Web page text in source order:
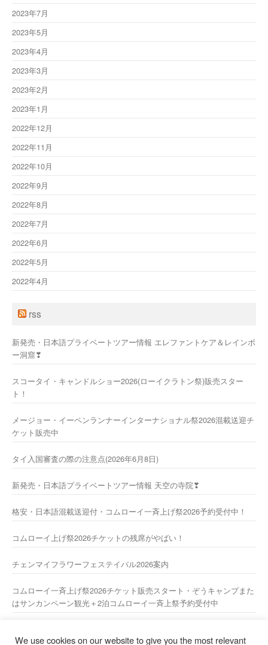
2023年7月
2023年5月
2023年4月
2023年3月
2023年2月
2023年1月
2022年12月
2022年11月
2022年10月
2022年9月
2022年8月
2022年7月
2022年6月
2022年5月
2022年4月
rss
新発売・日本語プライベートツアー情報 エレファントケア＆レインボ
ー洞窟❣
スコータイ・キャンドルショー2026(ローイクラトン祭)販売スター
ト！
メージョー・イーペンランナーインターナショナル祭2026混載送迎チ
ケット販売中
タイ入国審査の際の注意点(2026年6月8日)
新発売・日本語プライベートツアー情報 天空の寺院❣
格安・日本語混載送迎付・コムローイ一斉上げ祭2026予約受付中！
コムローイ上げ祭2026チケットの残席がやばい！
チェンマイフラワーフェステイバル2026案内
コムローイ一斉上げ祭2026チケット販売スタート・ぞうキャンプまた
はサンカンペーン観光＋2泊コムローイ一斉上祭予約受付中
We use cookies on our website to give you the most relevant